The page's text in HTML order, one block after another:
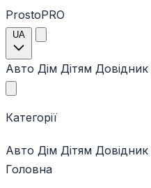
ProstoPRO
UA
Авто Дім Дітям Довідник
Категорії
Авто Дім Дітям Довідник
Головна